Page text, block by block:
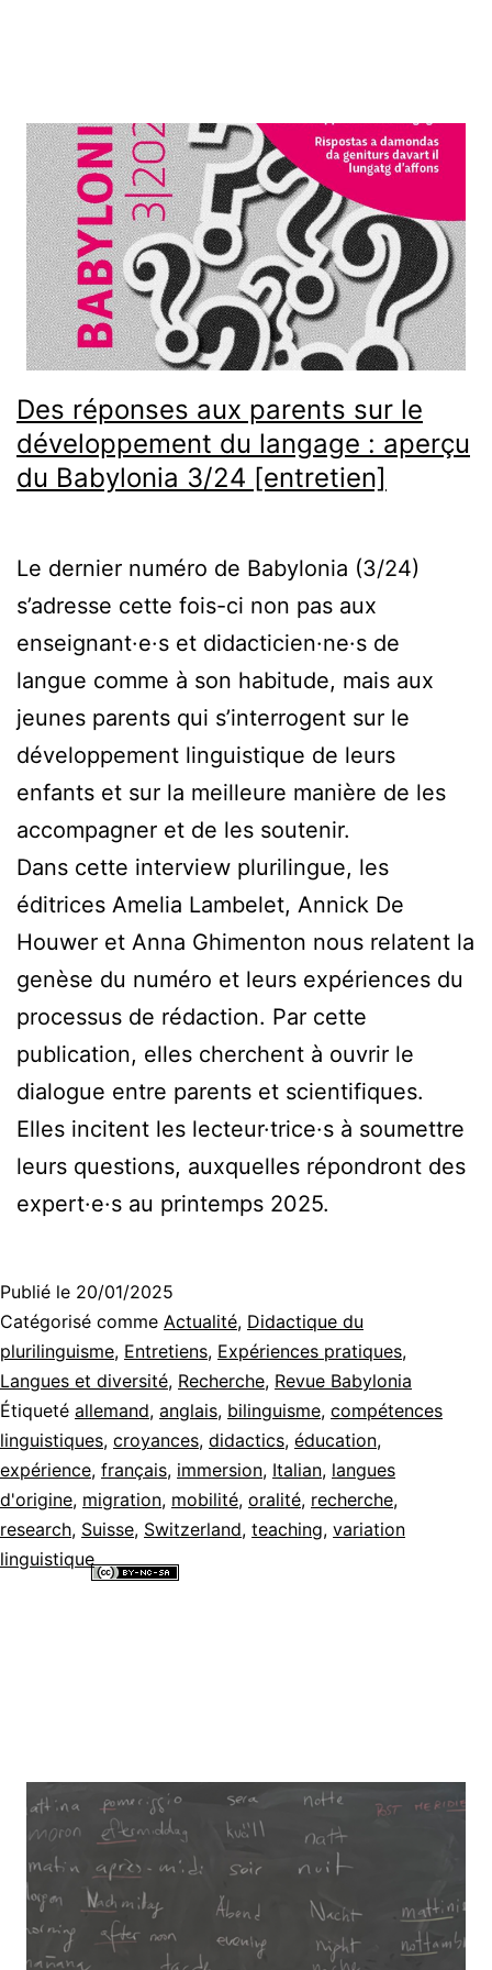
Des réponses aux parents sur le
développement du langage : aperçu
du Babylonia 3/24 [entretien]
Le dernier numéro de Babylonia (3/24)
s’adresse cette fois-ci non pas aux
enseignant·e·s et didacticien·ne·s de
langue comme à son habitude, mais aux
jeunes parents qui s’interrogent sur le
développement linguistique de leurs
enfants et sur la meilleure manière de les
accompagner et de les soutenir.
Dans cette interview plurilingue, les
éditrices Amelia Lambelet, Annick De
Houwer et Anna Ghimenton nous relatent la
genèse du numéro et leurs expériences du
processus de rédaction. Par cette
publication, elles cherchent à ouvrir le
dialogue entre parents et scientifiques.
Elles incitent les lecteur·trice·s à soumettre
leurs questions, auxquelles répondront des
expert·e·s au printemps 2025.
Publié le 20/01/2025
Catégorisé comme Actualité, Didactique du
plurilinguisme, Entretiens, Expériences pratiques,
Langues et diversité, Recherche, Revue Babylonia
Étiqueté allemand, anglais, bilinguisme, compétences
linguistiques, croyances, didactics, éducation,
expérience, français, immersion, Italian, langues
d'origine, migration, mobilité, oralité, recherche,
research, Suisse, Switzerland, teaching, variation
linguistique